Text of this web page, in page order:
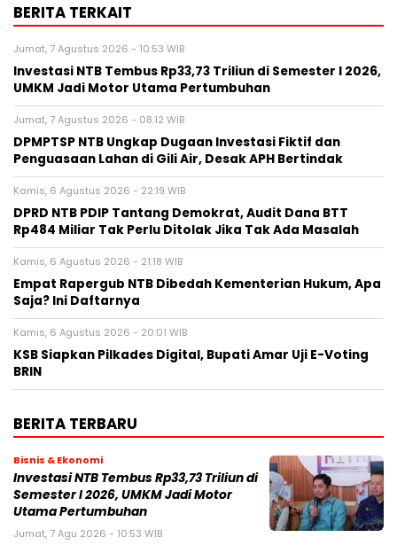
BERITA TERKAIT
Jumat, 7 Agustus 2026 - 10:53 WIB
Investasi NTB Tembus Rp33,73 Triliun di Semester I 2026,
UMKM Jadi Motor Utama Pertumbuhan
Jumat, 7 Agustus 2026 - 08:12 WIB
DPMPTSP NTB Ungkap Dugaan Investasi Fiktif dan
Penguasaan Lahan di Gili Air, Desak APH Bertindak
Kamis, 6 Agustus 2026 - 22:19 WIB
DPRD NTB PDIP Tantang Demokrat, Audit Dana BTT
Rp484 Miliar Tak Perlu Ditolak Jika Tak Ada Masalah
Kamis, 6 Agustus 2026 - 21:18 WIB
Empat Rapergub NTB Dibedah Kementerian Hukum, Apa
Saja? Ini Daftarnya
Kamis, 6 Agustus 2026 - 20:01 WIB
KSB Siapkan Pilkades Digital, Bupati Amar Uji E-Voting
BRIN
BERITA TERBARU
Bisnis & Ekonomi
Investasi NTB Tembus Rp33,73 Triliun di
Semester I 2026, UMKM Jadi Motor
Utama Pertumbuhan
Jumat, 7 Agu 2026 - 10:53 WIB